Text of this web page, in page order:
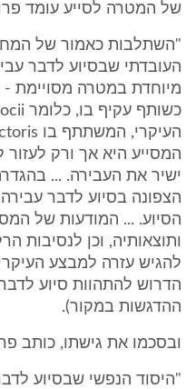
של המטרה לסייע עומד
"השתלבות כאמור של
העובדתי שבסיוע לדבר
מיוחדת במטרה מסויימת -
המסייע היא אך ורק
ישיר את העבירה. ...
הצפונה בסיוע לדבר
הסיוע. ... המודעות של
ותוצאותיה, וכן לנסיבות
להגיש עזרה למבצע
ההדגשות במקור).
ובסכמו את גישתו, כותב
"היסוד הנפשי שבסיוע